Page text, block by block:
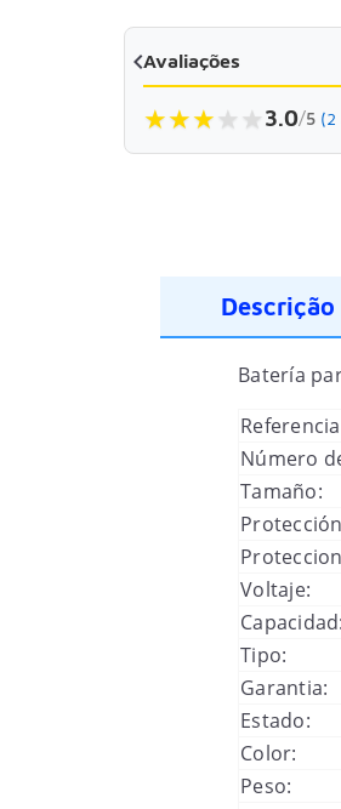
Avaliações
★★★★ ★3.0/5 (2
Descrição
Batería
Número
Tamaño:
Voltaje:
Capacidad:
Tipo:
Garantia:
Estado:
Color:
Peso: